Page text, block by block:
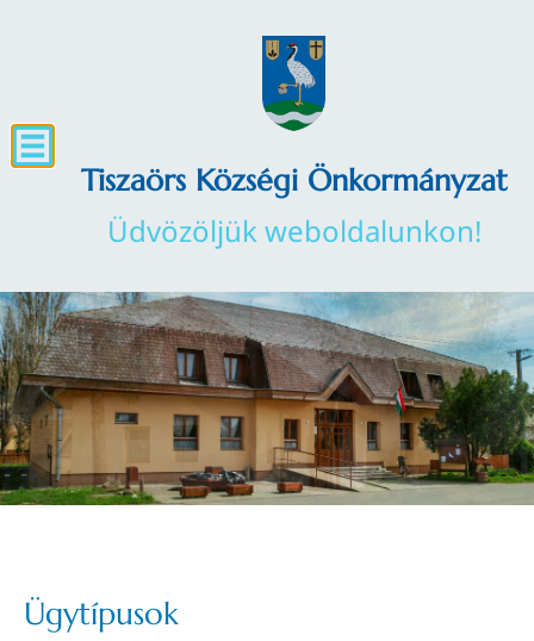
Tiszaörs Községi Önkormányzat
Üdvözöljük weboldalunkon!
Ügytípusok